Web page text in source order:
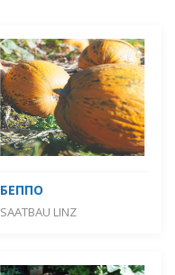
БЕППО
SAATBAU LINZ